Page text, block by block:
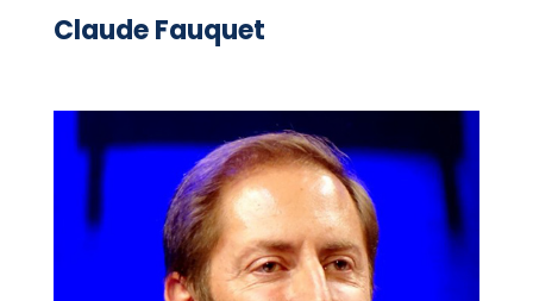
Claude Fauquet